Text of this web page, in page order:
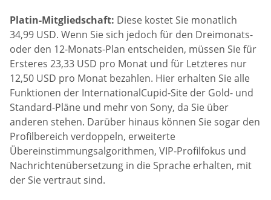
Platin-Mitgliedschaft: Diese kostet Sie monatlich
34,99 USD. Wenn Sie sich jedoch für den Dreimonats-
oder den 12-Monats-Plan entscheiden, müssen Sie für
Ersteres 23,33 USD pro Monat und für Letzteres nur
12,50 USD pro Monat bezahlen. Hier erhalten Sie alle
Funktionen der InternationalCupid-Site der Gold- und
Standard-Pläne und mehr von Sony, da Sie über
anderen stehen. Darüber hinaus können Sie sogar den
Profilbereich verdoppeln, erweiterte
Übereinstimmungsalgorithmen, VIP-Profilfokus und
Nachrichtenübersetzung in die Sprache erhalten, mit
der Sie vertraut sind.